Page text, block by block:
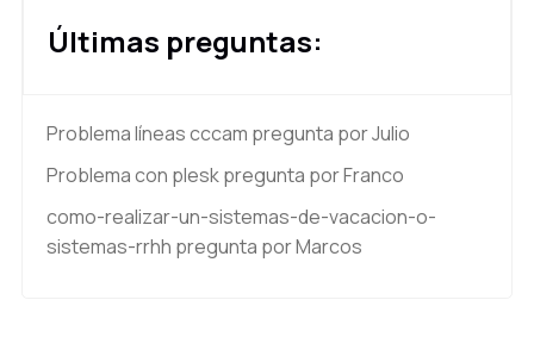
Últimas preguntas:
Problema líneas cccam pregunta por Julio
Problema con pleskpregunta por Franco
como-realizar-un-sistemas-de-vacacion-o-
sistemas-rrhh pregunta por Marcos